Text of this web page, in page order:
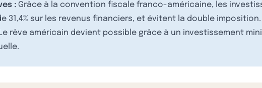
: Grâce à la convention fiscale franco-américaine, les
31,4% sur les revenus financiers, et évitent la double imposition.
Le rêve américain devient possible grâce à un investissement